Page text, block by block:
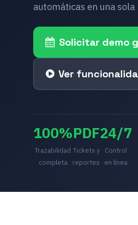
automáticas en una
Solicitar demo
Ver
100%
Trazabilidad
completa
PDF
Tickets y
reportes
24/7
Control
en línea